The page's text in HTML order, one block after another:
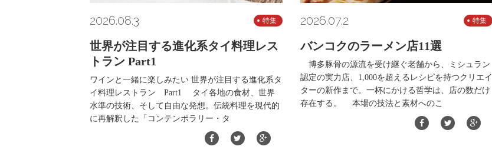
2026.08.3 特集
世界が注目する進化系タイ料理レス
トラン Part1
ワインと一緒に楽しみたい 世界が注目する進化系タ
イ料理レストラン Part1 タイ各地の食材、世界
水準の技術、そして自由な発想。伝統料理を現代的
に再解釈した「コンテンポラリー・タ
2026.07.2 特集
バンコクのラーメン店11選
博多豚骨の源流を受け継ぐ老舗から、ミシュラン
認定の実力店、1,000を超えるレシピを持つクリエイ
ターの新作まで。一杯にかける哲学は、店の数だけ
存在する。 本場の技法と素材へのこ